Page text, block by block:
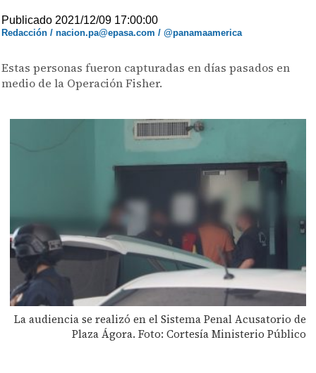
Publicado 2021/12/09 17:00:00
Redacción / nacion.pa@epasa.com / @panamaamerica
Estas personas fueron capturadas en días pasados en
medio de la Operación Fisher.
La audiencia se realizó en el Sistema Penal Acusatorio de
Plaza Ágora. Foto: Cortesía Ministerio Público